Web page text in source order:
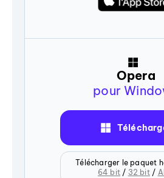
Opera
pour
Télécharger le paquet
64 bit / 32 bit/